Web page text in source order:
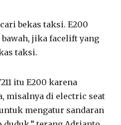
bekas taksi. E200
jika facelift yang
taksi.
itu E200 karena
misalnya di electric seat
mengatur sandaran